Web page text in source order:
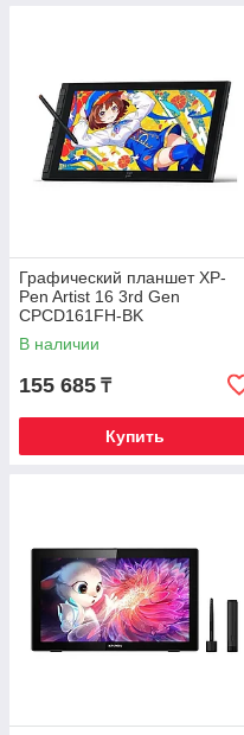
Графический планшет XP-
Pen Artist 16 3rd Gen
CPCD161FH-BK
В наличии
155 685 ₸
Купить